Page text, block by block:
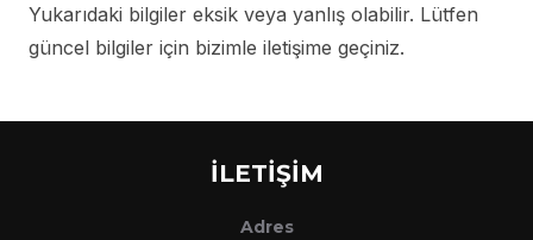
Yukarıdaki bilgiler eksik veya yanlış olabilir. Lütfen
güncel bilgiler için bizimle iletişime geçiniz.
İLETİŞİM
Adres